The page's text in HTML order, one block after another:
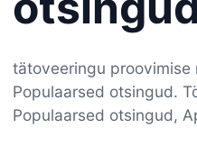
tätoveeringu proovimise
Populaarsed otsingud.
Populaarsed otsingud,